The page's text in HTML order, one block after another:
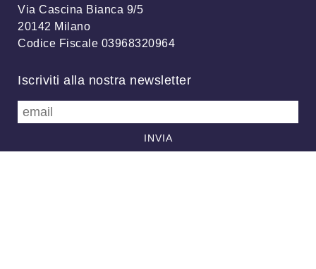
Via Cascina Bianca 9/5
20142 Milano
Codice Fiscale 03968320964
Iscriviti alla nostra newsletter